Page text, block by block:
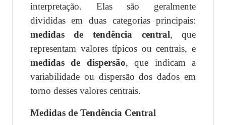
interpretação. Elas são geralmente
divididas em duas categorias principais:
medidas de tendência central, que
representam valores típicos ou centrais, e
medidas de dispersão, que indicam a
variabilidade ou dispersão dos dados em
torno desses valores centrais.
Medidas de Tendência Central